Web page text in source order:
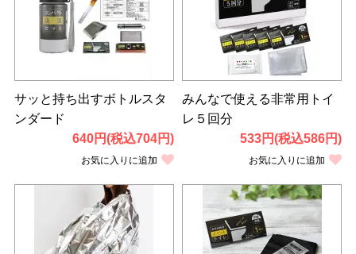
サッと持ち出すボトルスタ
ンダード
640円(税込704円)
お気に入りに追加
みんなで使える非常用トイ
レ５回分
533円(税込586円)
お気に入りに追加